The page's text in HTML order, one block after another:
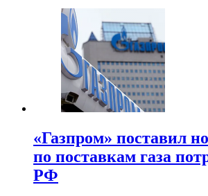
«Газпром» поставил
по поставкам газа
РФ